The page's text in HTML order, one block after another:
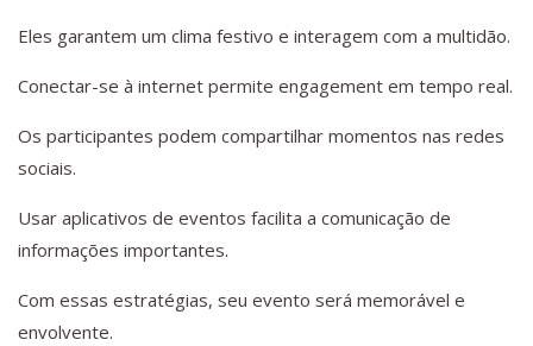
Eles garantem um clima festivo e interagem com a multidão.
Conectar-se à internet permite engagement em tempo real.
Os participantes podem compartilhar momentos nas redes
sociais.
Usar aplicativos de eventos facilita a comunicação de
informações importantes.
Com essas estratégias, seu evento será memorável e
envolvente.